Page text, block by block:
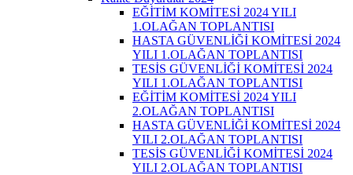
EĞİTİM KOMİTESİ 2024 YILI
1.OLAĞAN TOPLANTISI
HASTA GÜVENLİĞİ KOMİTESİ 2024
YILI 1.OLAĞAN TOPLANTISI
TESİS GÜVENLİĞİ KOMİTESİ 2024
YILI 1.OLAĞAN TOPLANTISI
EĞİTİM KOMİTESİ 2024 YILI
2.OLAĞAN TOPLANTISI
HASTA GÜVENLİĞİ KOMİTESİ 2024
YILI 2.OLAĞAN TOPLANTISI
TESİS GÜVENLİĞİ KOMİTESİ 2024
YILI 2.OLAĞAN TOPLANTISI